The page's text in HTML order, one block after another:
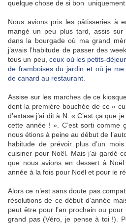
quelque chose de si bon uniquement
Nous avions pris les pâtisseries à
mangé un peu plus tard, assis sur
dans la bourgade où ma grand
j’avais l’habitude de passer des
tous un peu,ceux où les petits-
de framboises du jardin et où je
de canard au restaurant
Assise sur les marches de ce
dent la première bouchée de ce «
d’extase j’ai dit à N. « C’est ça que
cette année ! ». C’est sorti comme
nous étions à peine au début de
habitude de prévoir plus d’un
cuisiner pour Noël. Mais j’ai gardé
que nous avions en dessert à
année à la fois pour Noël et pour le
Alors ce n’est sans doute pas
résolutions de ce début d’année
peut être pour l’an prochain ou
grand pas (Véro, je pense à toi !).